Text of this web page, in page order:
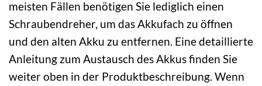
meisten Fällen benötigen Sie lediglich einen
Schraubendreher, um das Akkufach zu öffnen
und den alten Akku zu entfernen. Eine detaillierte
Anleitung zum Austausch des Akkus finden Sie
weiter oben in der Produktbeschreibung. Wenn